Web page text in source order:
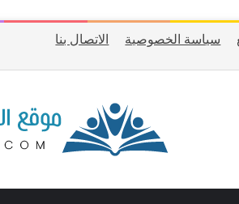
سياسة الخصوصية الاتصال بنا